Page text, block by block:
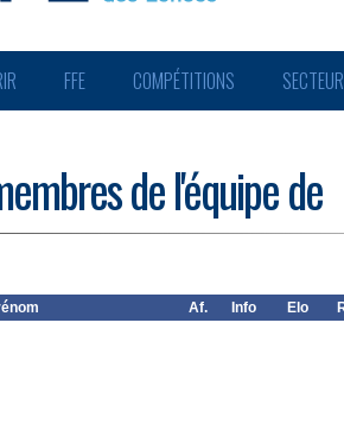
FFE COMPÉTITIONS
de l'équipe de
Af. Info Elo